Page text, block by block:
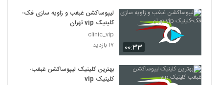
۰۰:۳۳
لیپوساکشن غبغب و زاویه سازی فک-
کلینیک vip تهران
clinic_vip
۱۷ بازدید
بهترین کلینیک لیپوساکشن غبغب-
کلینیک vip